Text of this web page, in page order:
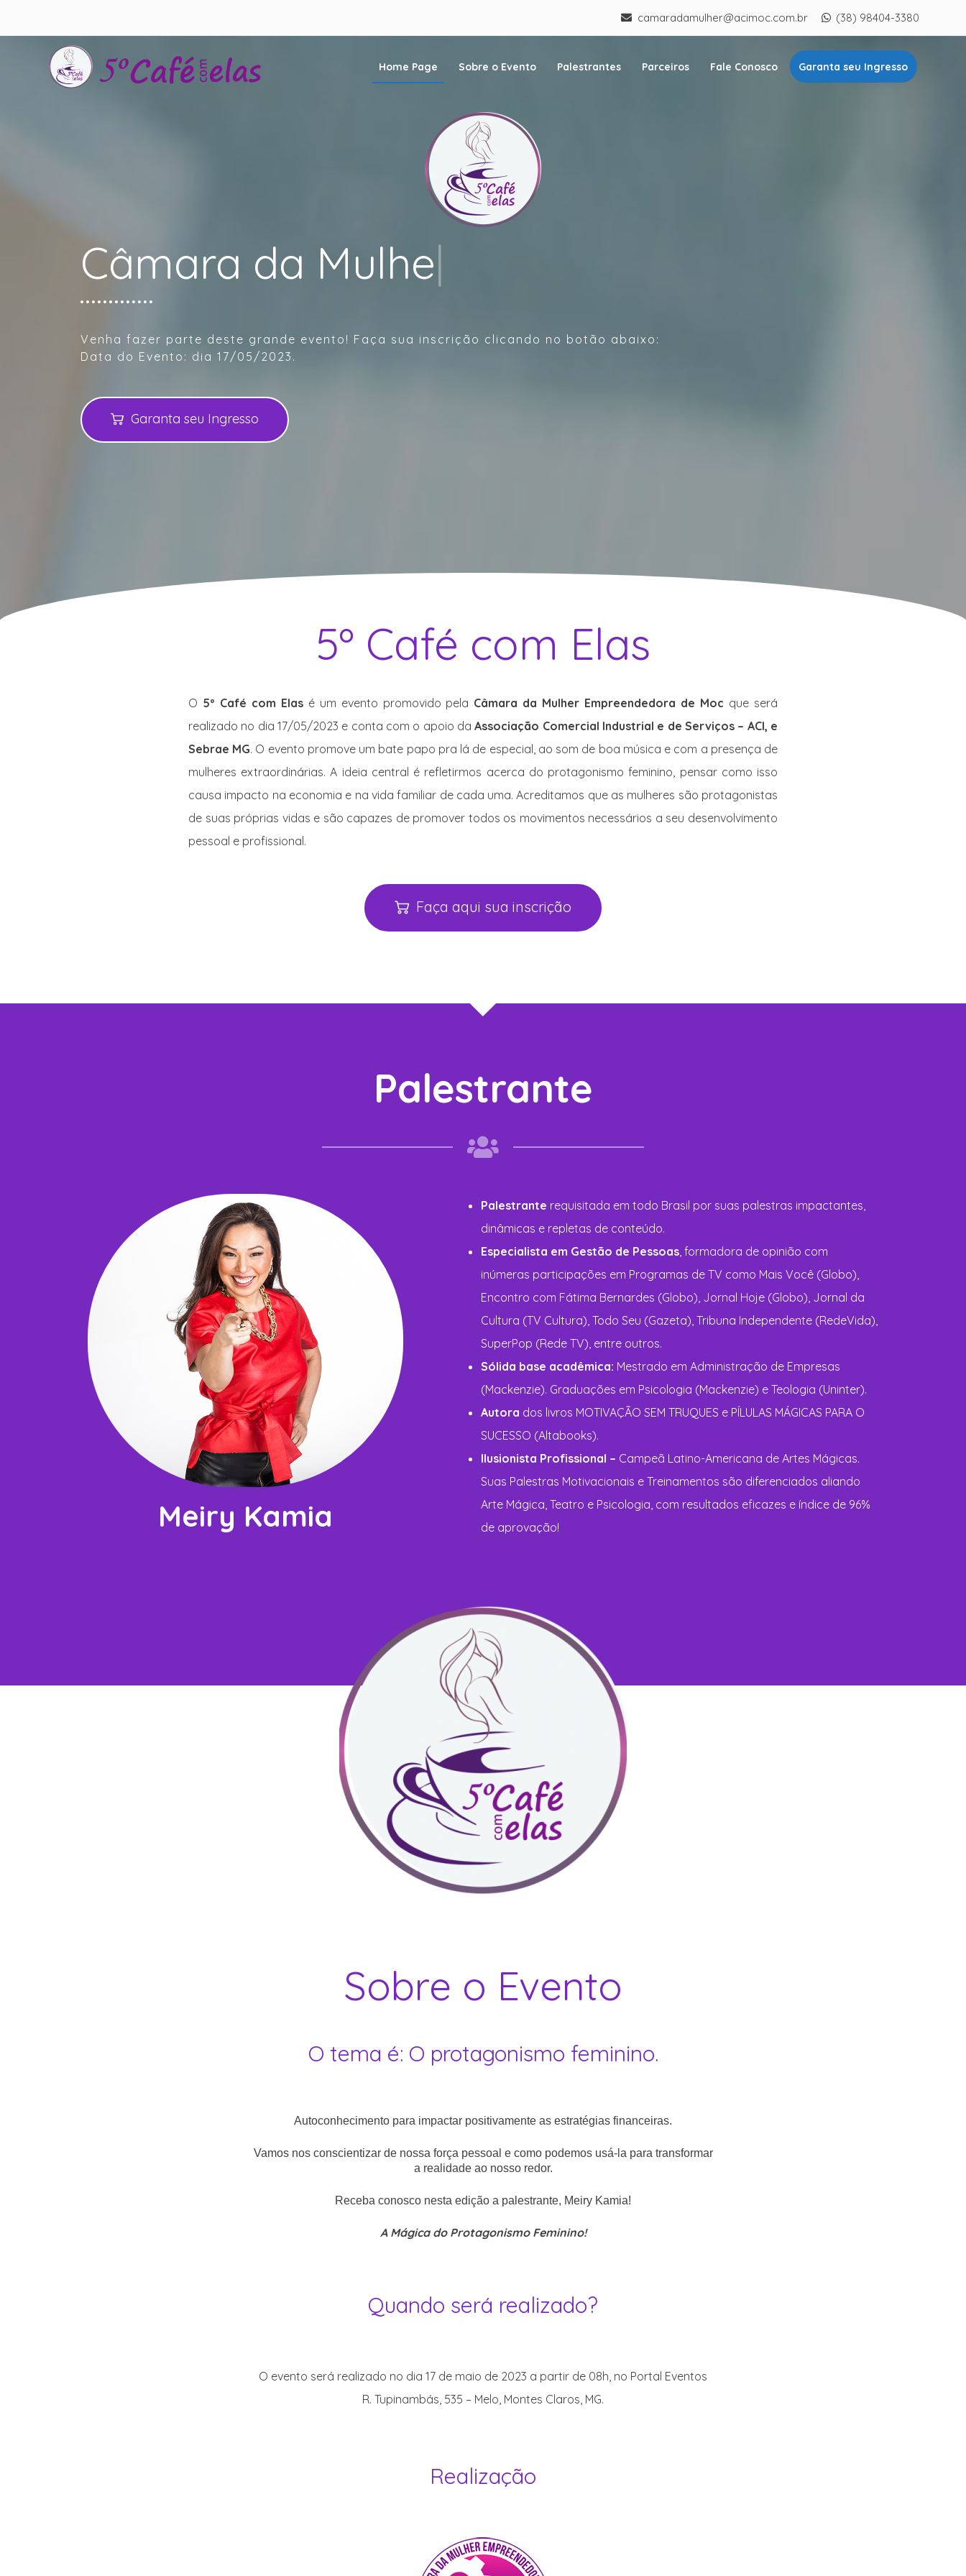
camaradamulher@acimoc.com.br (38) 98404-3380
Home Page Sobre o Evento Palestrantes Parceiros Fale Conosco Garanta seu Ingresso
Câmara da Mulher Empreen
Venha fazer parte deste grande evento! Faça sua inscrição clicando no botão abaixo:
Data do Evento: dia 17/05/2023.
Garanta seu Ingresso
5º Café com Elas
O 5º Café com Elasé um evento promovido pela Câmara da Mulher Empreendedora de Moc que será
realizado no dia 17/05/2023 e conta com o apoio daAssociação Comercial Industrial e de Serviços – ACI, e
Sebrae MG. O evento promove um bate papo pra lá de especial, ao som de boa música e com a presença de
mulheres extraordinárias. A ideia central é refletirmos acerca do protagonismo feminino, pensar como isso
causa impacto na economia e na vida familiar de cada uma. Acreditamos que as mulheres são protagonistas
de suas próprias vidas e são capazes de promover todos os movimentos necessários a seu desenvolvimento
pessoal e profissional.
Faça aqui sua inscrição
Palestrante
Meiry Kamia
Palestrante requisitada em todo Brasil por suas palestras impactantes,
dinâmicas e repletas de conteúdo.
Especialista em Gestão de Pessoas, formadora de opinião com
inúmeras participações em Programas de TV como Mais Você (Globo),
Encontro com Fátima Bernardes (Globo), Jornal Hoje (Globo), Jornal da
Cultura (TV Cultura), Todo Seu (Gazeta), Tribuna Independente (RedeVida),
SuperPop (Rede TV), entre outros.
Sólida base acadêmica: Mestrado em Administração de Empresas
(Mackenzie). Graduações em Psicologia (Mackenzie) e Teologia (Uninter).
Autora dos livros MOTIVAÇÃO SEM TRUQUES e PÍLULAS MÁGICAS PARA O
SUCESSO (Altabooks).
Ilusionista Profissional – Campeã Latino-Americana de Artes Mágicas.
Suas Palestras Motivacionais e Treinamentos são diferenciados aliando
Arte Mágica, Teatro e Psicologia, com resultados eficazes e índice de 96%
de aprovação!
Sobre o Evento
O tema é: O protagonismo feminino.
Autoconhecimento para impactar positivamente as estratégias financeiras.
Vamos nos conscientizar de nossa força pessoal e como podemos usá-la para transformar
a realidade ao nosso redor.
Receba conosco nesta edição a palestrante, Meiry Kamia!
A Mágica do Protagonismo Feminino!
Quando será realizado?
O evento será realizado no dia 17 de maio de 2023 a partir de 08h, no Portal Eventos
R. Tupinambás, 535 – Melo, Montes Claros, MG.
Realização